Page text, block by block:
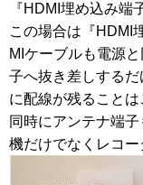
『HDMI埋め込み端
この場合は 『HDMI
MIケーブルも電源
子へ抜き差しする
に配線が残ることは
同時にアンテナ端
機だけでなくレコー